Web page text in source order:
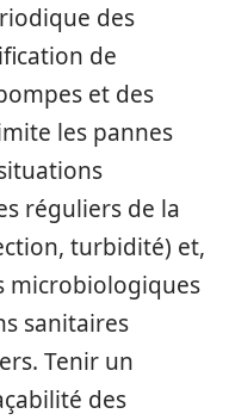
des
de
et des
les pannes
réguliers de la
turbidité) et,
microbiologiques
sanitaires
Tenir un
des